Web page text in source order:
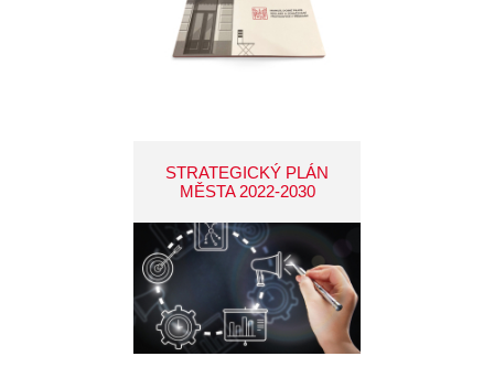
STRATEGICKÝ PLÁN
MĚSTA 2022-2030